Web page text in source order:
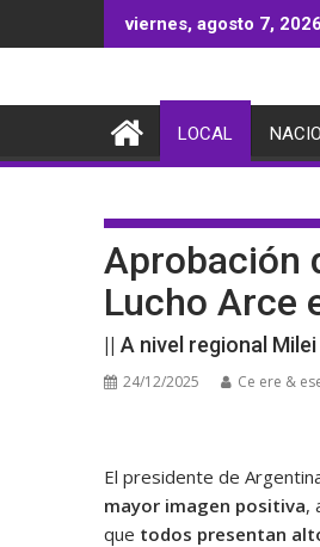
al
viernes, agosto 7, 2026
LOCAL
Aprobación
Lucho Arce
|| A nivel regional
24/12/2025 Ce ere &
El presidente de
mayor imagen positiva,
que todos presentan